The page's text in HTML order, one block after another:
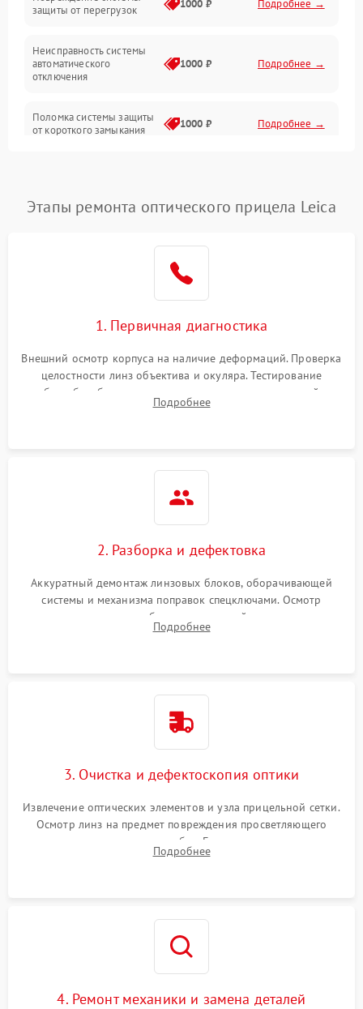
Электропитание
Механика
Корпус/Герметичность
защиты от перегрузок
1000 ₽ Подробнее →
Неисправность системы
автоматического
отключения
1000 ₽ Подробнее →
Поломка системы защиты
от короткого замыкания
1000 ₽ Подробнее →
1000 ₽
защиты от перегрева
Поломка системы защиты
1000 ₽
Этапы ремонта оптического прицела Leica
1. Первичная диагностика
Внешний осмотр корпуса на наличие деформаций. Проверка
целостности линз объектива и окуляра. Тестирование
работы барабанчиков ввода поправок, кольца отстройки
параллакса и зума. Выявление сколов, внутренних
Подробнее
2. Разборка и дефектовка
Аккуратный демонтаж линзовых блоков, оборачивающей
системы и механизма поправок спецключами. Осмотр
внутренних резьбовых соединений, пружин и
уплотнительных колец. Поиск причин люфта, смещения
Подробнее
3. Очистка и дефектоскопия оптики
Извлечение оптических элементов и узла прицельной сетки.
Осмотр линз на предмет повреждения просветляющего
покрытия или появления грибка. Бережная очистка стекол
спецрастворами. Проверка целостности гравированной
Подробнее
4. Ремонт механики и замена деталей